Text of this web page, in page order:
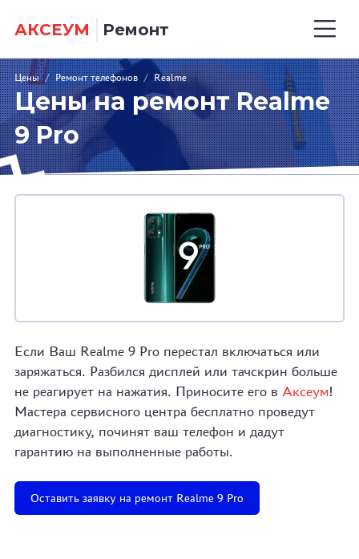
АКСЕУМ Ремонт
Цены / Ремонт телефонов / Realme
Цены на ремонт Realme
9 Pro
Если Ваш Realme 9 Pro перестал включаться или
заряжаться. Разбился дисплей или тачскрин больше
не реагирует на нажатия. Приносите его в Аксеум!
Мастера сервисного центра бесплатно проведут
диагностику, починят ваш телефон и дадут
гарантию на выполненные работы.
Оставить заявку на ремонт Realme 9 Pro